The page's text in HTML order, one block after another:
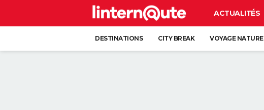
ACTUALITÉS
DESTINATIONS CITY BREAK VOYAGE NATURE